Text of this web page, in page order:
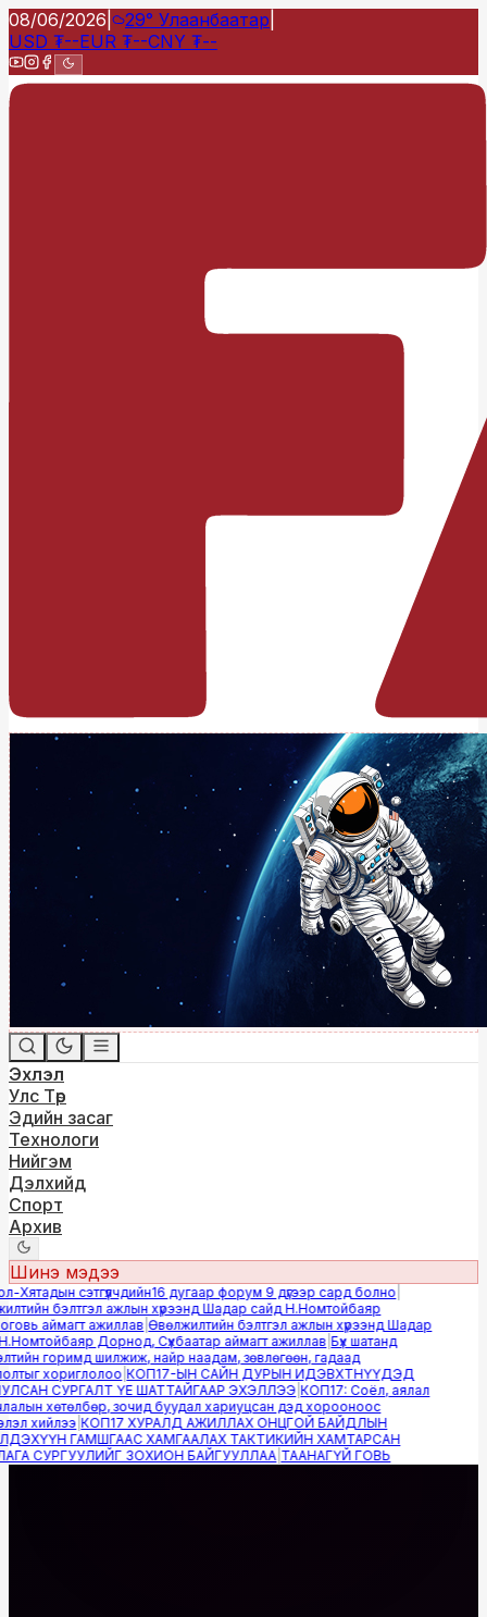
08/06/2026 29° Улаанбаатар
USD ₮--EUR ₮--CNY ₮--
Эхлэл
Улс Төр
Эдийн засаг
Технологи
Нийгэм
Дэлхийд
Спорт
Архив
Шинэ мэдээ
сэтгүүлчдийн16 дугаар форум 9 дүгээр сард болно|
бэлтгэл ажлын хүрээнд Шадар сайд Н.Номтойбаяр
аймагт ажиллав|Өвөлжилтийн бэлтгэл ажлын хүрээнд Шадар
Дорнод, Сүхбаатар аймагт ажиллав|Бүх шатанд
горимд шилжиж, найр наадам, зөвлөгөөн, гадаад
хориглолоо|КОП17-ЫН САЙН ДУРЫН ИДЭВХТНҮҮДЭД
СУРГАЛТ ҮЕ ШАТТАЙГААР ЭХЭЛЛЭЭ|КОП17: Соёл, аялал
хөтөлбөр, зочид буудал хариуцсан дэд хорооноос
хийлээ|КОП17 ХУРАЛД АЖИЛЛАХ ОНЦГОЙ БАЙДЛЫН
ГАМШГААС ХАМГААЛАХ ТАКТИКИЙН ХАМТАРСАН
СУРГУУЛИЙГ ЗОХИОН БАЙГУУЛЛАА|ТААНАГҮЙ ГОВЬ